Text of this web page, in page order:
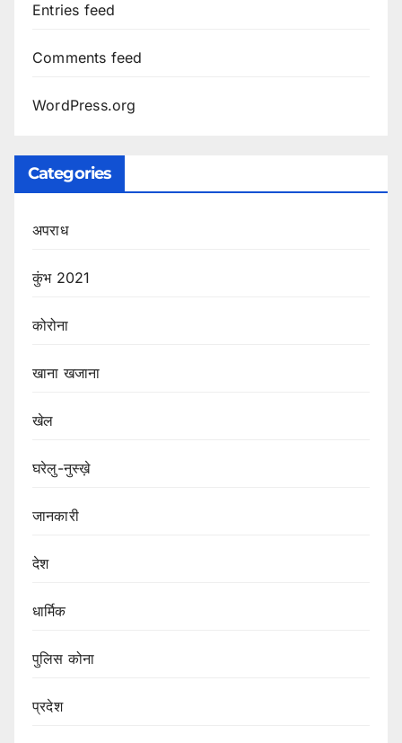
Entries feed
Comments feed
WordPress.org
Categories
अपराध
कुंभ 2021
कोरोना
खाना खजाना
खेल
घरेलु-नुस्ख़े
जानकारी
देश
धार्मिक
पुलिस कोना
प्रदेश